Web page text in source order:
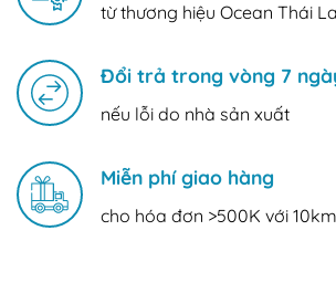
từ thương hiệu Ocean Thái
Đổi trả trong vòng 7
nếu lỗi do nhà sản xuất
Miễn phí giao hàng
cho hóa đơn >500K với